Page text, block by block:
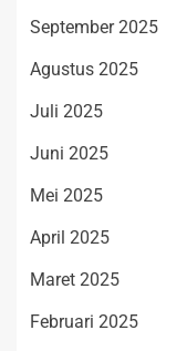
September 2025
Agustus 2025
Juli 2025
Juni 2025
Mei 2025
April 2025
Maret 2025
Februari 2025